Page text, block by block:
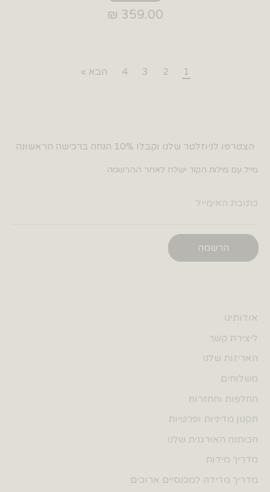
359.00 ₪
1
2
3
4 הבא »
הצטרפו לניוזלטר שלנו וקבלו 10% הנחה ברכישה הראשונה
מייל עם מילות הקוד ישלח לאחר ההרשמה
כתובת האימייל
הרשמה
אודותינו
ליצירת קשר
האריזות שלנו
משלוחים
החלפות והחזרות
תקנון מדיניות ופרטיות
הכותנה האורגנית שלנו
מדריך מידות
מדריך מדידה למכנסיים ארוכים